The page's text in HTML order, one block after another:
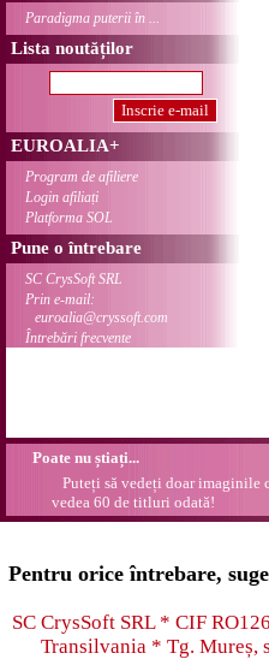
Paradigma puterii în ...
Lista noutăților
EUROALIA+
Program de afiliere
Login afiliați
Platforma SOL
Pune o întrebare
SC CrysSoft SRL
Prin e-mail:
euroalia@cryssoft.com
Întrebări frecvente
Poate nu știați...
Puteți să vedeți doar imaginile
vedea 60 de titluri odată!
Pentru orice întrebare,
SC CrysSoft SRL * CIF
Transilvania * Tg. Mureș,